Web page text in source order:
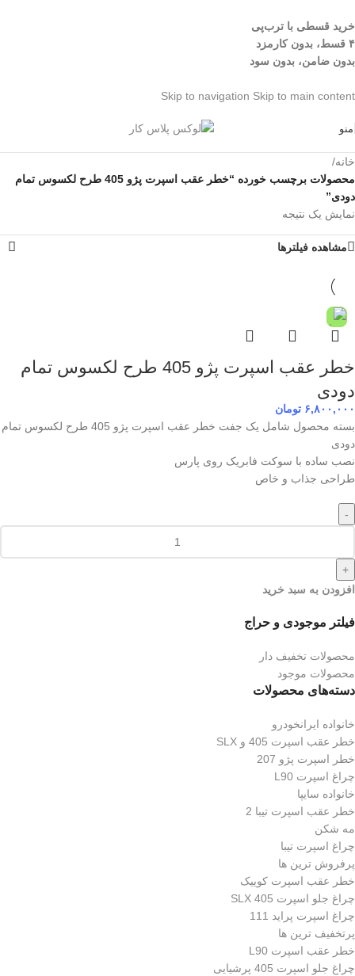
خرید قسطی با ترب‌پی
۴ قسط، بدون کارمزد
بدون ضامن، بدون سود
Skip to navigation Skip to main content
منو
فیلتر موجودی و حراج
محصولات تخفیف دار
محصولات موجود
دسته‌های محصولات
خانواده ایرانخودرو
خطر عقب اسپرت 405 و SLX
خطر اسپرت پژو 207
چراغ اسپرت L90
خانواده سایپا
خطر عقب اسپرت تیبا 2
مه شکن
چراغ اسپرت تیبا
پرفروش ترین ها
خطر عقب اسپرت کوییک
چراغ جلو اسپرت 405 SLX
چراغ اسپرت پراید 111
پرتخفیف ترین ها
خطر عقب اسپرت L90
چراغ جلو اسپرت 405 پرشیایی
خانه/
محصولات برچسب خورده “خطر عقب اسپرت پژو 405 طرح لکسوس تمام
دودی”
نمایش یک نتیجه
مشاهده فیلترها
خطر عقب اسپرت پژو 405 طرح لکسوس تمام
دودی
۶,۸۰۰,۰۰۰ تومان
بسته محصول شامل یک جفت خطر عقب اسپرت پژو 405 طرح لکسوس تمام
دودی
نصب ساده با سوکت فابریک روی پارس
طراحی جذاب و خاص
-
+
افزودن به سبد خرید